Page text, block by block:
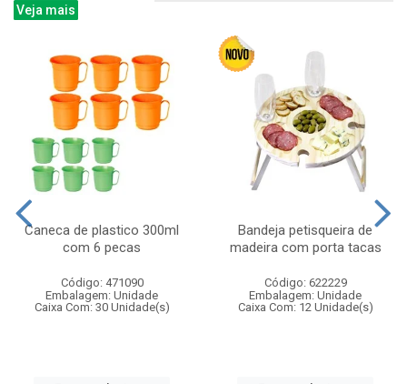
Veja mais
Caneca de plastico 300ml
com 6 pecas
Código: 471090
Embalagem: Unidade
Caixa Com: 30 Unidade(s)
Bandeja petisqueira de
madeira com porta tacas
Código: 622229
Embalagem: Unidade
Caixa Com: 12 Unidade(s)